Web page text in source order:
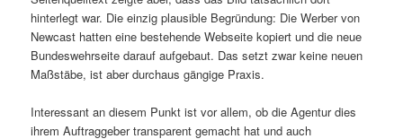
hinterlegt war. Die einzig plausible Begründung: Die Werber von
Newcast hatten eine bestehende Webseite kopiert und die neue
Bundeswehrseite darauf aufgebaut. Das setzt zwar keine neuen
Maßstäbe, ist aber durchaus gängige Praxis.
Interessant an diesem Punkt ist vor allem, ob die Agentur dies
ihrem Auftraggeber transparent gemacht hat und auch